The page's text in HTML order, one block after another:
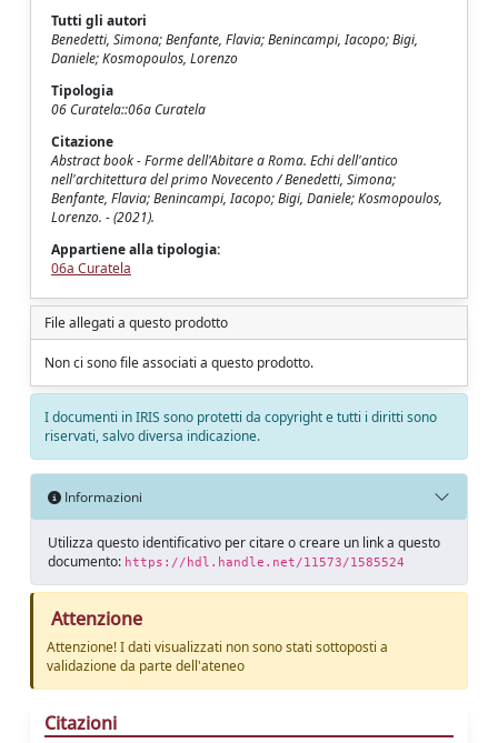
Tutti gli autori
Benedetti, Simona; Benfante, Flavia; Benincampi, Iacopo; Bigi,
Daniele; Kosmopoulos, Lorenzo
Tipologia
06 Curatela::06a Curatela
Citazione
Abstract book - Forme dell'Abitare a Roma. Echi dell'antico
nell'architettura del primo Novecento / Benedetti, Simona;
Benfante, Flavia; Benincampi, Iacopo; Bigi, Daniele; Kosmopoulos,
Lorenzo. - (2021).
Appartiene alla tipologia:
06a Curatela
File allegati a questo prodotto
Non ci sono file associati a questo prodotto.
I documenti in IRIS sono protetti da copyright e tutti i diritti sono
riservati, salvo diversa indicazione.
Informazioni
Utilizza questo identificativo per citare o creare un link a questo
documento: https://hdl.handle.net/11573/1585524
Attenzione
Attenzione! I dati visualizzati non sono stati sottoposti a
validazione da parte dell'ateneo
Citazioni